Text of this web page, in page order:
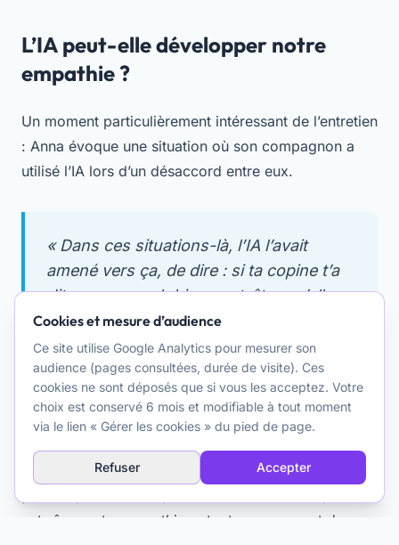
L’IA peut-elle développer notre
empathie ?
Un moment particulièrement intéressant de l’entretien
: Anna évoque une situation où son compagnon a
utilisé l’IA lors d’un désaccord entre eux.
« Dans ces situations-là, l’IA l’avait
amené vers ça, de dire : si ta copine t’a
dit ça, ça, ça, eh bien peut-être qu’elle
voulait dire ça — en ayant une
interprétation généreuse vis-à-vis de
moi. »
considérer le point de vue de l’autre. Anna note qu’il
entraîner notre empathie », tout en se posant des
Cookies et mesure d’audience
Ce site utilise Google Analytics pour mesurer son
audience (pages consultées, durée de visite). Ces
cookies ne sont déposés que si vous les acceptez. Votre
choix est conservé 6 mois et modifiable à tout moment
via le lien « Gérer les cookies » du pied de page.
Refuser Accepter